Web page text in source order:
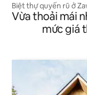
Biệt thự quyến rũ ở
Vừa thoải mái
mức giá